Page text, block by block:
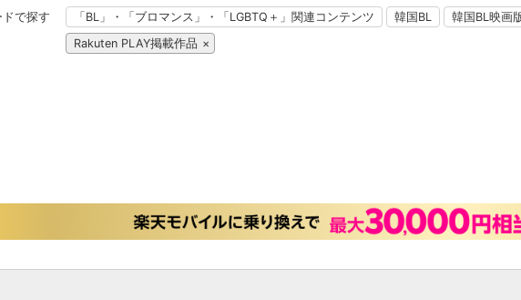
で探す 「BL」・「ブロマンス」・「LGBTQ＋」関連コンテンツ 韓国BL 韓国BL映画
Rakuten PLAY掲載作品